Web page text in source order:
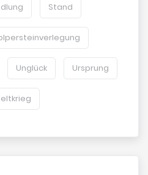
Stand
Unglück Ursprung